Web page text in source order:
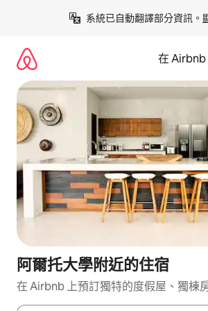
系統已自動翻譯部分資訊。
在 Airbnb
阿爾托大學附近的住宿
在 Airbnb 上預訂獨特的度假屋、獨棟